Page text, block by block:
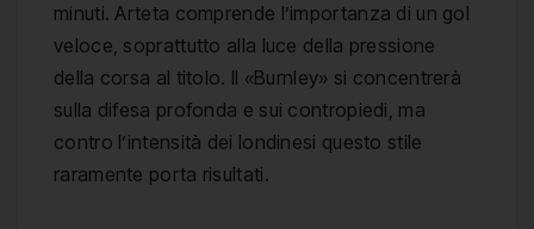
minuti. Arteta comprende l’importanza di un gol
veloce, soprattutto alla luce della pressione
della corsa al titolo. Il «Burnley» si concentrerà
sulla difesa profonda e sui contropiedi, ma
contro l’intensità dei londinesi questo stile
raramente porta risultati.